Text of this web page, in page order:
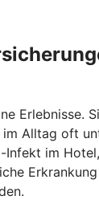
Erlebnisse.
im Alltag oft
Infekt im